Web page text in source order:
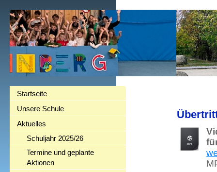
Startseite
Unsere Schule
Aktuelles
Schuljahr 2025/26
Termine und geplante
Aktionen